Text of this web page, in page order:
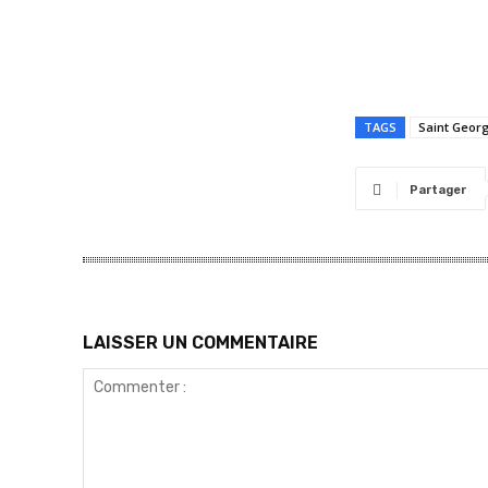
TAGS Saint
Partager
LAISSER UN COMMENTAIRE